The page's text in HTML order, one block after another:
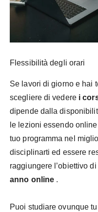
Flessibilità degli orari
Se lavori di giorno e hai
scegliere di vedere i
dipende dalla
le lezioni essendo
tuo programma nel
disciplinarti ed essere
raggiungere l’obiettivo
anno online .
Puoi studiare ovunque